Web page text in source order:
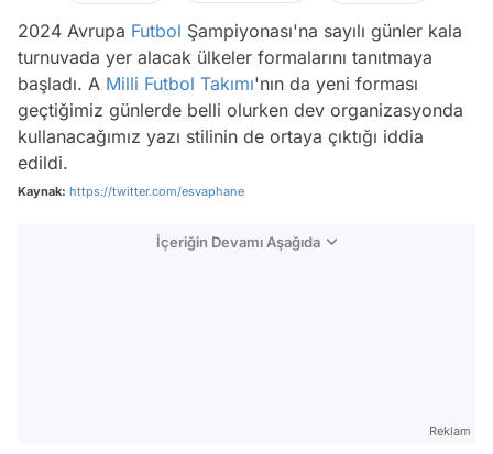
2024 Avrupa Futbol Şampiyonası'na sayılı günler kala
turnuvada yer alacak ülkeler formalarını tanıtmaya
başladı. A Milli Futbol Takımı'nın da yeni forması
geçtiğimiz günlerde belli olurken dev organizasyonda
kullanacağımız yazı stilinin de ortaya çıktığı iddia
edildi.
Kaynak: https://twitter.com/esvaphane
İçeriğin Devamı Aşağıda
Reklam